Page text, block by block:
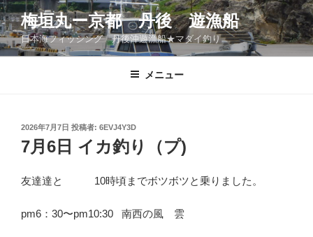
コ
ン
テ
ン
梅垣丸ー京都 丹後 遊漁船
日本海フィッシング 丹後沖遊漁船★マダイ釣り
メニュー
投
稿
日:
2026年7月7日 投稿者: 6EVJ4Y3D
7月6日 イカ釣り（プ)
友達達と 10時頃までボツボツと乗りました。
pm6：30〜pm10:30 南西の風 雲